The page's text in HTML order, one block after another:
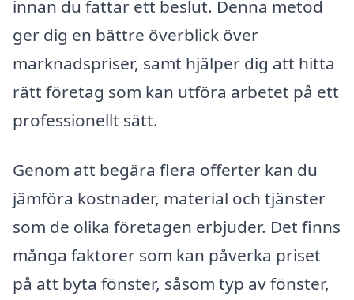
innan du fattar ett beslut. Denna metod
ger dig en bättre överblick över
marknadspriser, samt hjälper dig att hitta
rätt företag som kan utföra arbetet på ett
professionellt sätt.
Genom att begära flera offerter kan du
jämföra kostnader, material och tjänster
som de olika företagen erbjuder. Det finns
många faktorer som kan påverka priset
på att byta fönster, såsom typ av fönster,